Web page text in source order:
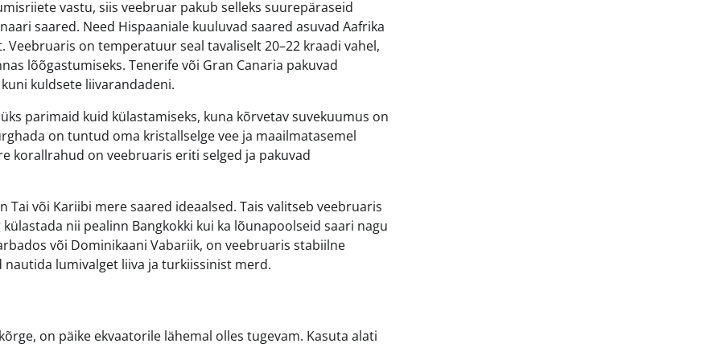
vastu, siis veebruar pakub selleks suurepäraseid
saared. Need Hispaaniale kuuluvad saared asuvad Aafrika
on temperatuur seal tavaliselt 20–22 kraadi vahel,
lõõgastumiseks. Tenerife või Gran Canaria pakuvad
kuldsete liivarandadeni.
parimaid kuid külastamiseks, kuna kõrvetav suvekuumus on
on tuntud oma kristallselge vee ja maailmatasemel
korallrahud on veebruaris eriti selged ja pakuvad
või Kariibi mere saared ideaalsed. Tais valitseb veebruaris
nii pealinn Bangkokki kui ka lõunapoolseid saari nagu
või Dominikaani Vabariik, on veebruaris stabiilne
lumivalget liiva ja turkiissinist merd.
on päike ekvaatorile lähemal olles tugevam. Kasuta alati